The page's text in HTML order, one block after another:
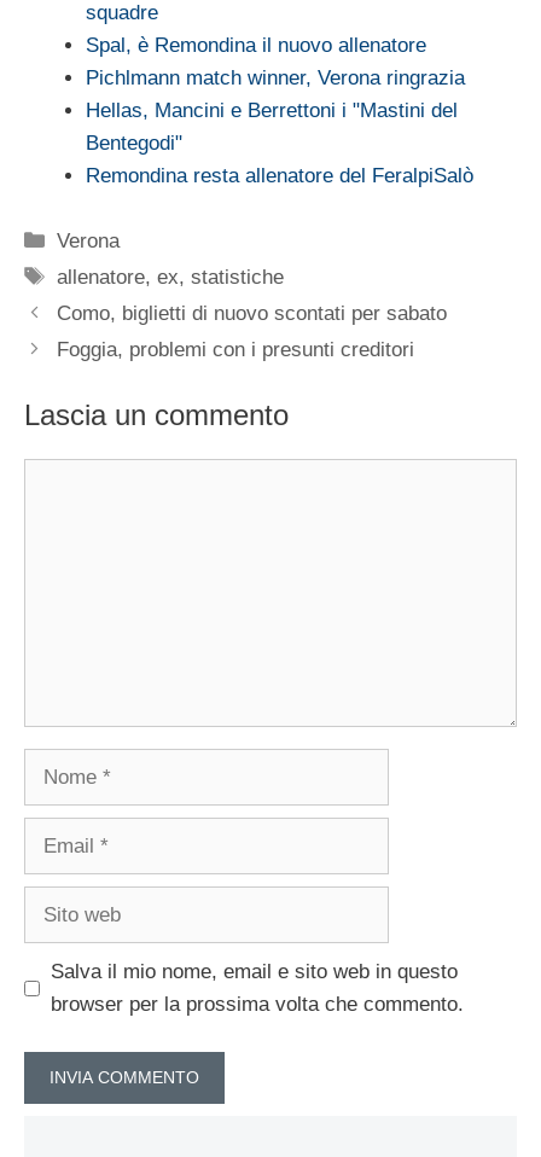
squadre
Spal, è Remondina il nuovo allenatore
Pichlmann match winner, Verona ringrazia
Hellas, Mancini e Berrettoni i "Mastini del
Bentegodi"
Remondina resta allenatore del FeralpiSalò
Categorie
Verona
Tag
allenatore,ex,statistiche
Como, biglietti di nuovo scontati per sabato
Foggia, problemi con i presunti creditori
Lascia un commento
Nome
Email
Sito
Salva il mio nome, email e sito web in questo
browser per la prossima volta che commento.